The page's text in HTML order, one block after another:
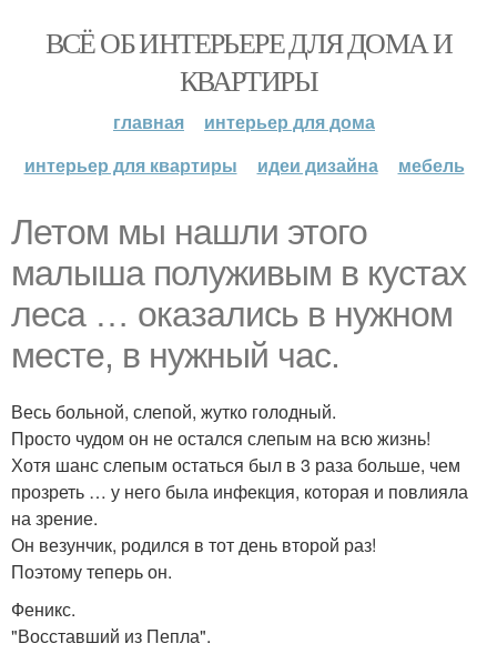
ВСЁ ОБ ИНТЕРЬЕРЕ ДЛЯ ДОМА И
КВАРТИРЫ
главная
интерьер для дома
интерьер для квартиры
идеи дизайна мебель
Летом мы нашли этого
малыша полуживым в кустах
леса … оказались в нужном
месте, в нужный час.
Весь больной, слепой, жутко голодный.
Просто чудом он не остался слепым на всю жизнь!
Хотя шанс слепым остаться был в 3 раза больше, чем
прозреть … у него была инфекция, которая и повлияла
на зрение.
Он везунчик, родился в тот день второй раз!
Поэтому теперь он.
Феникс.
"Восставший из Пепла".